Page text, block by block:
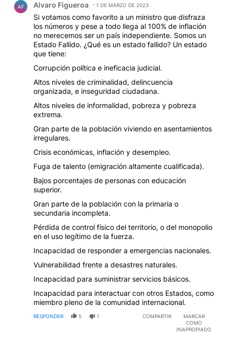
AF Alvaro Figueroa 1 DE MARZO DE 2023
Si votamos como favorito a un ministro que disfraza
los números y pese a todo llega al 100% de inflación
no merecemos ser un país independiente. Somos un
Estado Fallido. ¿Qué es un estado fallido? Un estado
que tiene:
Corrupción política e ineficacia judicial.
Altos niveles de criminalidad, delincuencia
organizada, e inseguridad ciudadana.
Altos niveles de informalidad, pobreza y pobreza
extrema.
Gran parte de la población viviendo en asentamientos
irregulares.
Crisis económicas, inflación y desempleo.
Fuga de talento (emigración altamente cualificada).
Bajos porcentajes de personas con educación
superior.
Gran parte de la población con la primaria o
secundaria incompleta.
Pérdida de control físico del territorio, o del monopolio
en el uso legítimo de la fuerza.
Incapacidad de responder a emergencias nacionales.
Vulnerabilidad frente a desastres naturales.
Incapacidad para suministrar servicios básicos.
Incapacidad para interactuar con otros Estados, como
miembro pleno de la comunidad internacional.
RESPONDER 5 1 COMPARTIR
MARCAR
COMO
INAPROPIADO